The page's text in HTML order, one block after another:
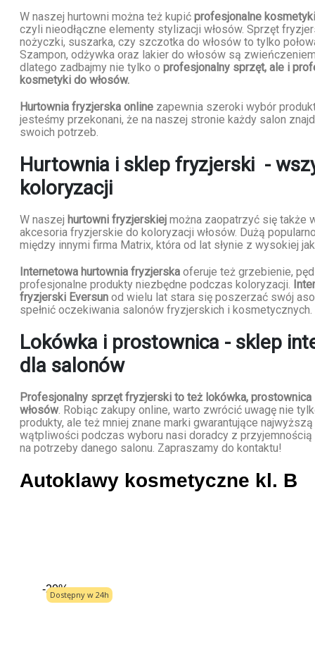
W naszej hurtowni można też kupić profesjonalne
czyli nieodłączne elementy stylizacji włosów. Sprzęt
nożyczki, suszarka, czy szczotka do włosów to tylko
Szampon, odżywka oraz lakier do włosów są
dlatego zadbajmy nie tylko o profesjonalny sprzęt, ale i
kosmetyki do włosów.
Hurtownia fryzjerska online zapewnia szeroki wybór
jesteśmy przekonani, że na naszej stronie każdy salon
swoich potrzeb.
Hurtownia i sklep fryzjerski -
koloryzacji
W naszej hurtowni fryzjerskiej można zaopatrzyć się także
akcesoria fryzjerskie do koloryzacji włosów. Dużą
między innymi firma Matrix, która od lat słynie z wysokiej
Internetowa hurtownia fryzjerska oferuje też grzebienie,
profesjonalne produkty niezbędne podczas koloryzacji.
fryzjerski Eversun od wielu lat stara się poszerzać swój
spełnić oczekiwania salonów fryzjerskich i kosmetycznych.
Lokówka i prostownica - sklep
dla salonów
Profesjonalny sprzęt fryzjerski to też lokówka, prostownica
włosów. Robiąc zakupy online, warto zwrócić uwagę nie
produkty, ale też mniej znane marki gwarantujące
wątpliwości podczas wyboru nasi doradcy z
na potrzeby danego salonu. Zapraszamy do kontaktu!
Autoklawy kosmetyczne kl. B
-20%
Dostępny w 24h